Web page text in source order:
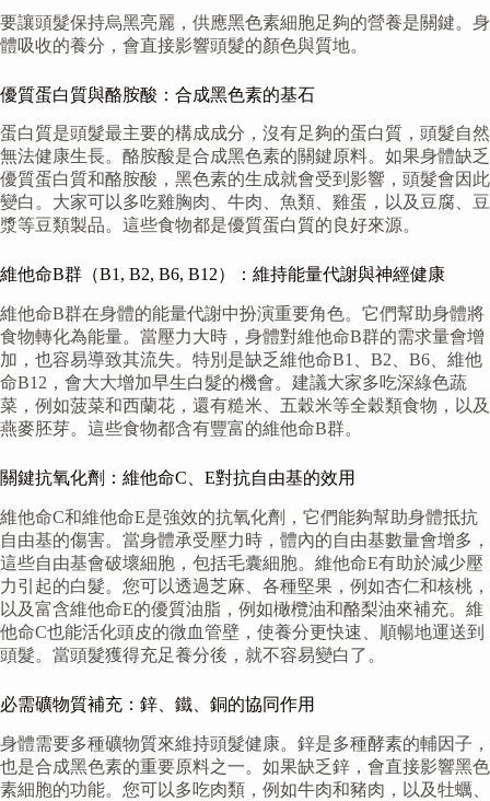
要讓頭髮保持烏黑亮麗，供應黑色素細胞足夠的營養是關鍵。身
體吸收的養分，會直接影響頭髮的顏色與質地。
優質蛋白質與酪胺酸：合成黑色素的基石
蛋白質是頭髮最主要的構成成分，沒有足夠的蛋白質，頭髮自然
無法健康生長。酪胺酸是合成黑色素的關鍵原料。如果身體缺乏
優質蛋白質和酪胺酸，黑色素的生成就會受到影響，頭髮會因此
變白。大家可以多吃雞胸肉、牛肉、魚類、雞蛋，以及豆腐、豆
漿等豆類製品。這些食物都是優質蛋白質的良好來源。
維他命B群（B1, B2, B6, B12）：維持能量代謝與神經健康
維他命B群在身體的能量代謝中扮演重要角色。它們幫助身體將
食物轉化為能量。當壓力大時，身體對維他命B群的需求量會增
加，也容易導致其流失。特別是缺乏維他命B1、B2、B6、維他
命B12，會大大增加早生白髮的機會。建議大家多吃深綠色蔬
菜，例如菠菜和西蘭花，還有糙米、五穀米等全穀類食物，以及
燕麥胚芽。這些食物都含有豐富的維他命B群。
關鍵抗氧化劑：維他命C、E對抗自由基的效用
維他命C和維他命E是強效的抗氧化劑，它們能夠幫助身體抵抗
自由基的傷害。當身體承受壓力時，體內的自由基數量會增多，
這些自由基會破壞細胞，包括毛囊細胞。維他命E有助於減少壓
力引起的白髮。您可以透過芝麻、各種堅果，例如杏仁和核桃，
以及富含維他命E的優質油脂，例如橄欖油和酪梨油來補充。維
他命C也能活化頭皮的微血管壁，使養分更快速、順暢地運送到
頭髮。當頭髮獲得充足養分後，就不容易變白了。
必需礦物質補充：鋅、鐵、銅的協同作用
身體需要多種礦物質來維持頭髮健康。鋅是多種酵素的輔因子，
也是合成黑色素的重要原料之一。如果缺乏鋅，會直接影響黑色
素細胞的功能。您可以多吃肉類，例如牛肉和豬肉，以及牡蠣、